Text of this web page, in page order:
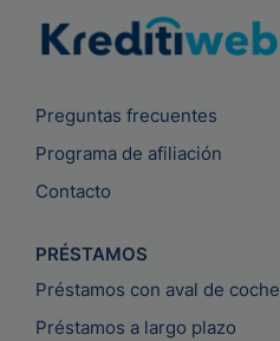
Preguntas frecuentes
Programa de afiliación
Contacto
PRÉSTAMOS
Préstamos con aval de coche
Préstamos a largo plazo